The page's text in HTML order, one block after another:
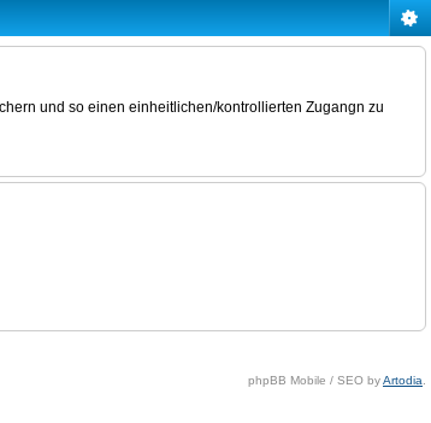
und so einen einheitlichen/kontrollierten Zugangn zu
phpBB Mobile / SEO byArtodia